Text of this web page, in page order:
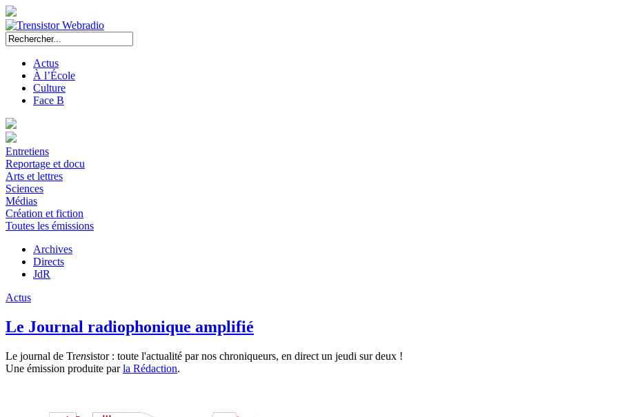
Actus
À l’École
Culture
Face B
Entretiens
Reportage et docu
Arts et lettres
Sciences
Médias
Création et fiction
Toutes les émissions
Archives
Directs
JdR
Actus
Le Journal radiophonique amplifié
Le journal de Trensistor : toute l'actualité par nos chroniqueurs, en direct un jeudi sur deux !
Une émission produite parla Rédaction.